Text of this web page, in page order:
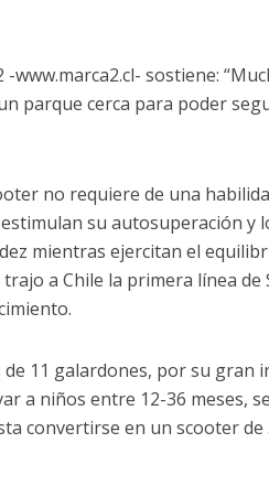
sostiene:
parque cerca para poder
no requiere de una
su autosuperación y
mientras ejercitan el
a Chile la primera línea de
11 galardones, por su gran
a niños entre 12-36 meses,
convertirse en un scooter